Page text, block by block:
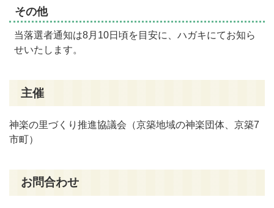
その他
当落選者通知は8月10日頃を目安に、ハガキにてお知ら
せいたします。
主催
神楽の里づくり推進協議会（京築地域の神楽団体、京築7
市町）
お問合わせ